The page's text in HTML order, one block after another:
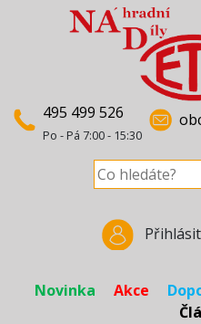
495 499 526
Po - Pá 7:00 - 15:30
Přihlásit
Novinka Akce